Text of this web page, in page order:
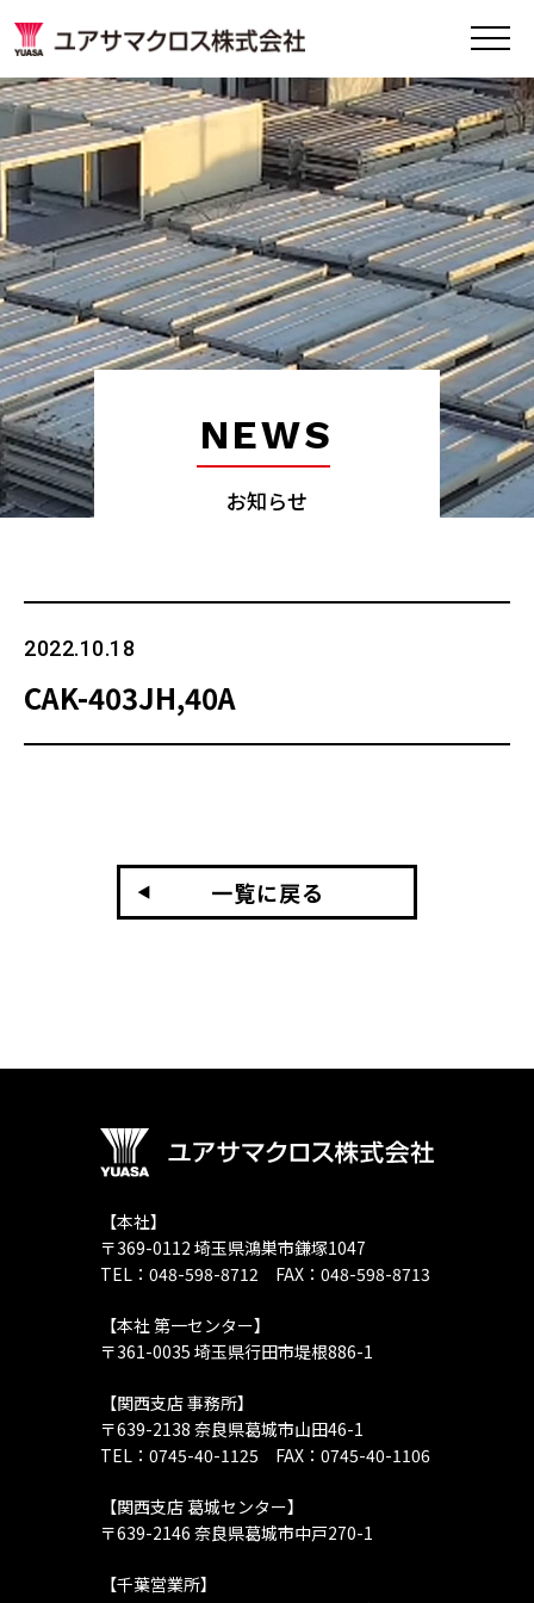
NEWS
お知らせ
2022.10.18
CAK-403JH,40A
一覧に戻る
【本社】
〒369-0112 埼玉県鴻巣市鎌塚1047
TEL：048-598-8712 FAX：048-598-8713
【本社 第一センター】
〒361-0035 埼玉県行田市堤根886-1
【関西支店 事務所】
〒639-2138 奈良県葛城市山田46-1
TEL：0745-40-1125 FAX：0745-40-1106
【関西支店 葛城センター】
〒639-2146 奈良県葛城市中戸270-1
【千葉営業所】